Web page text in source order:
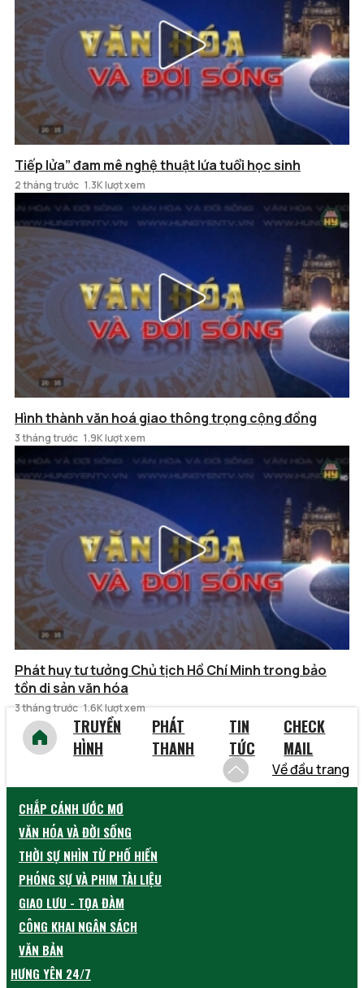
Tiếp lửa” đam mê nghệ thuật lứa tuổi học sinh
2 tháng trước 1.3K lượt xem
Hình thành văn hoá giao thông trọng cộng đồng
3 tháng trước 1.9K lượt xem
Phát huy tư tưởng Chủ tịch Hồ Chí Minh trong bảo
tồn di sản văn hóa
3 tháng trước 1.6K lượt xem
TRUYỀN
HÌNH
PHÁT
THANH
TIN
TỨC
CHECK
MAIL
Về đầu trang
CHẮP CÁNH ƯỚC MƠ
VĂN HÓA VÀ ĐỜI SỐNG
THỜI SỰ NHÌN TỪ PHỐ HIẾN
PHÓNG SỰ VÀ PHIM TÀI LIỆU
GIAO LƯU - TỌA ĐÀM
CÔNG KHAI NGÂN SÁCH
VĂN BẢN
HƯNG YÊN 24/7